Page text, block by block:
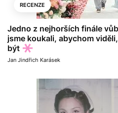
RECENZE
Jedno z nejhorších finále
jsme koukali, abychom
být
Jan Jindřich Karásek